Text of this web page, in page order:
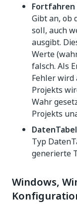
Fortfahren
Gibt an, ob
soll, auch
ausgibt.
Werte
falsch. Als
Fehler wird
Projekts
Wahr
Projekts
Typ
generierte
Windows,